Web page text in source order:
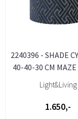
2240396 - SHADE
40-40-30 CM MAZE
Light&Living
1.650,-